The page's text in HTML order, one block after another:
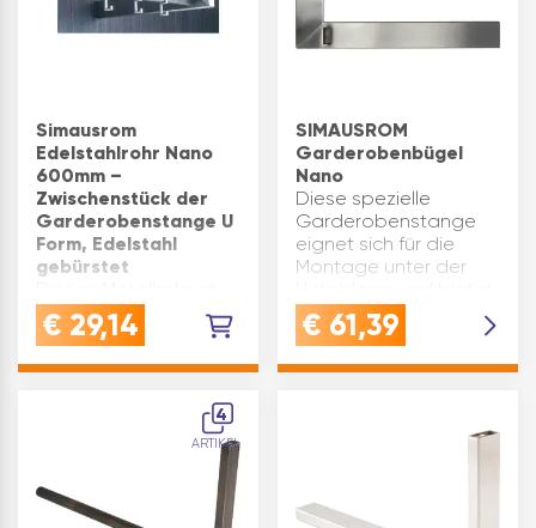
Simausrom
Edelstahlrohr Nano
600mm –
Zwischenstück der
Garderobenstange U
Form, Edelstahl
gebürstet
das Zwischenstück
der
Form die unter der
Hutablage entgegen
robustem und
langlebigem Edelstahl
€ 29,14
SIMAUSROM
Garderobenbügel
Nano
Diese spezielle
Garderobenstange
eignet sich für die
Montage unter der
zusätzlichen Platz für
deine KleidungDie
ist aus aus robustem
€ 61,39
4
ARTIKEL